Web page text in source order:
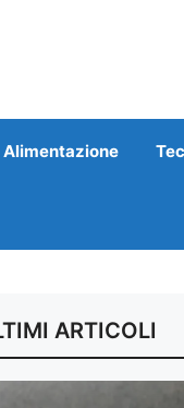
Alimentazione
ARTICOLI